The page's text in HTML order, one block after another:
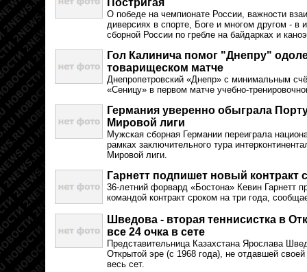
Постригая
О победе на чемпионате России, важности
диверсиях в спорте, Боге и многом другом - в
сборной России по гребле на байдарках и
Гол Калинича помог "Днепру"
товарищеском матче
Днепропетровский «Днепр» с минимальным
«Сеницу» в первом матче учебно-
Германия уверенно обыграла
Мировой лиги
Мужская сборная Германии переиграла
рамках заключительного тура
Мировой лиги.
Гарнетт подпишет новый контракт
36-летний форвард «Бостона» Кевин Гарнетт
командой контракт сроком на три года,
Шведова - вторая теннисистка в
все 24 очка в сете
Представительница Казахстана Ярослава
Открытой эре (с 1968 года), не отдавшей
весь сет.